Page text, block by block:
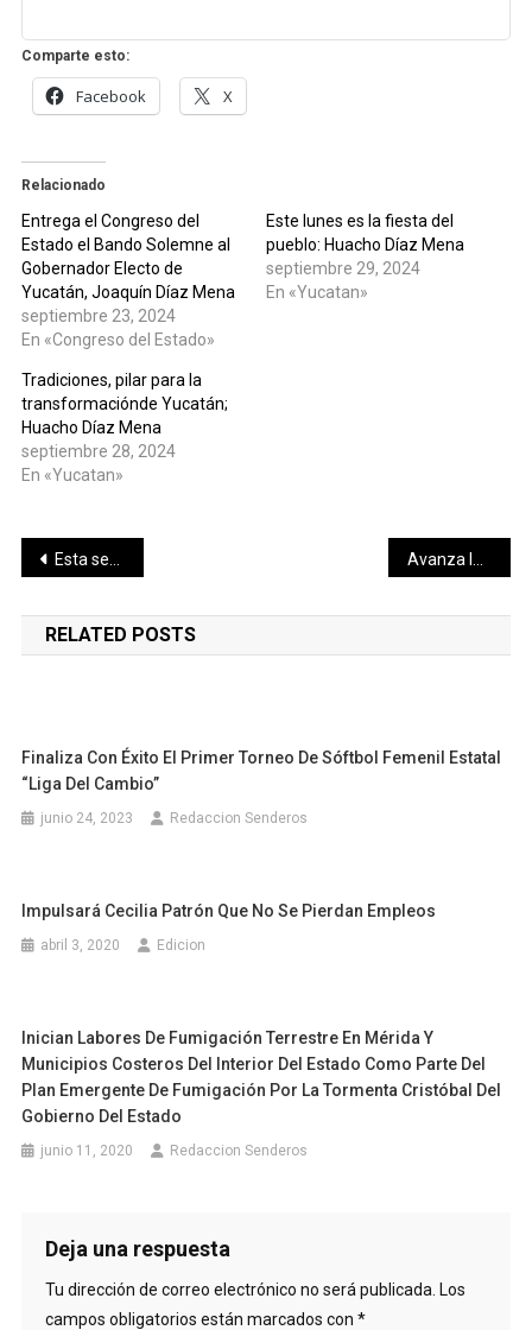
Comparte esto:
Facebook X
Relacionado
Entrega el Congreso del
Estado el Bando Solemne al
Gobernador Electo de
Yucatán, Joaquín Díaz Mena
septiembre 23, 2024
En «Congreso del Estado»
Este lunes es la fiesta del
pueblo: Huacho Díaz Mena
septiembre 29, 2024
En «Yucatan»
Tradiciones, pilar para la
transformaciónde Yucatán;
Huacho Díaz Mena
septiembre 28, 2024
En «Yucatan»
Navegación
de
entradas
Esta semana, la Cámara de Diputados aprobará reformas constituciones muy importantes, en donde no veo objeción ni oposición: Ricardo Monreal
RELATED POSTS
Finaliza Con Éxito El Primer Torneo De Sóftbol Femenil Estatal
“Liga Del Cambio”
junio 24, 2023 Redaccion Senderos
Impulsará Cecilia Patrón Que No Se Pierdan Empleos
abril 3, 2020 Edicion
Inician Labores De Fumigación Terrestre En Mérida Y
Municipios Costeros Del Interior Del Estado Como Parte Del
Plan Emergente De Fumigación Por La Tormenta Cristóbal Del
Gobierno Del Estado
junio 11, 2020 Redaccion Senderos
Deja una respuesta
Tu dirección de correo electrónico no será publicada. Los
campos obligatorios están marcados con *